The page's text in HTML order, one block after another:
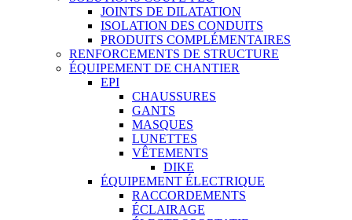
JOINTS DE DILATATION
ISOLATION DES CONDUITS
PRODUITS COMPLÉMENTAIRES
RENFORCEMENTS DE STRUCTURE
ÉQUIPEMENT DE CHANTIER
EPI
CHAUSSURES
GANTS
MASQUES
LUNETTES
VÊTEMENTS
DIKE
ÉQUIPEMENT ÉLECTRIQUE
RACCORDEMENTS
ÉCLAIRAGE